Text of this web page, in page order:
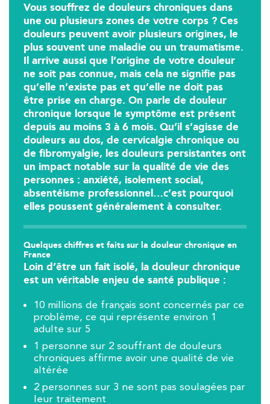
Vous souffrez de douleurs chroniques dans
une ou plusieurs zones de votre corps ? Ces
douleurs peuvent avoir plusieurs origines, le
plus souvent une maladie ou un traumatisme.
Il arrive aussi que l’origine de votre douleur
ne soit pas connue, mais cela ne signifie pas
qu’elle n’existe pas et qu’elle ne doit pas
être prise en charge. On parle de douleur
chronique lorsque le symptôme est présent
depuis au moins 3 à 6 mois. Qu’il s’agisse de
douleurs au dos, de cervicalgie chronique ou
de fibromyalgie, les douleurs persistantes ont
un impact notable sur la qualité de vie des
personnes : anxiété, isolement social,
absentéisme professionnel…c’est pourquoi
elles poussent généralement à consulter.
Quelques chiffres et faits sur la douleur chronique en
France
Loin d’être un fait isolé, la douleur chronique
est un véritable enjeu de santé publique :
10 millions de français sont concernés par ce
problème, ce qui représente environ 1
adulte sur 5
1 personne sur 2 souffrant de douleurs
chroniques affirme avoir une qualité de vie
altérée
2 personnes sur 3 ne sont pas soulagées par
leur traitement
Trouvez votre cabinet de
kinésithérapie IK
Entrez votre adresse afin de trouver le cabinet IK la plus
proche de chez vous :
Filtrer lescabinets avec balnéothérapie
IK Châtenay-Malabry – 92
380 Av. de la Division Leclerc 92290
Châtenay-Malabry
380 Av. de la Division Leclerc 92290 Châtenay-
01 43 50 05 24
PRENEZ RDV SUR
Kinésithérapie Balnéothérapie